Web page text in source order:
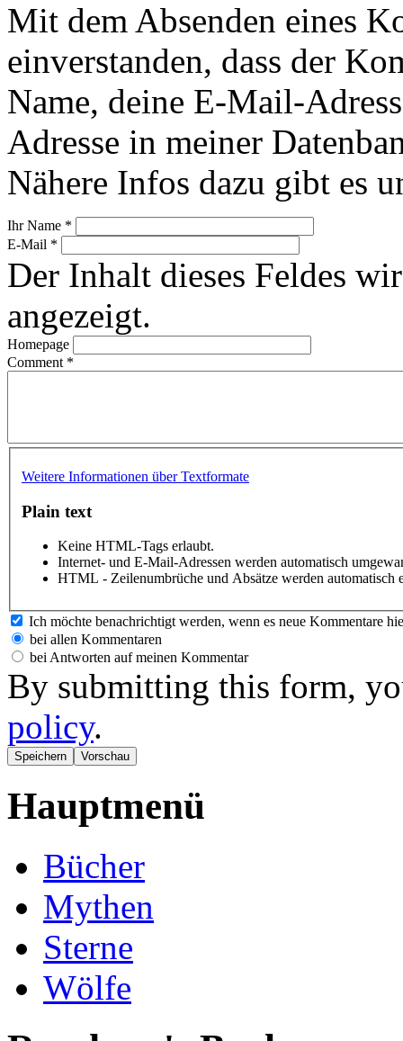
Mit dem Absenden eines
einverstanden, dass der
Name, deine E-Mail-
Adresse in meiner
Nähere Infos dazu gibt es
Ihr Name *
E-Mail *
Der Inhalt dieses Feldes
angezeigt.
Homepage
Comment *
Weitere Informationen über Textformate
Plain text
Keine HTML-Tags erlaubt.
Internet- und E-Mail-Adressen werden automatisch
HTML - Zeilenumbrüche und Absätze werden automatisch
Ich möchte benachrichtigt werden, wenn es neue Kommentare
bei allen Kommentaren
bei Antworten auf meinen Kommentar
By submitting this form,
policy.
Hauptmenü
Bücher
Mythen
Sterne
Wölfe